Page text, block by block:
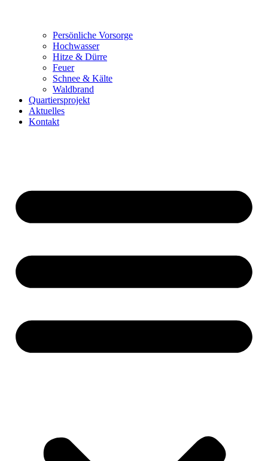
Persönliche Vorsorge
Hochwasser
Hitze & Dürre
Feuer
Schnee & Kälte
Waldbrand
Quartiersprojekt
Aktuelles
Kontakt